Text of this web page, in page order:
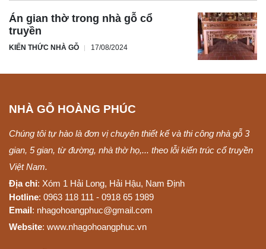
Án gian thờ trong nhà gỗ cổ
truyền
KIẾN THỨC NHÀ GỖ 17/08/2024
NHÀ GỖ HOÀNG PHÚC
Chúng tôi tự hào là đơn vị chuyên thiết kế và thi công nhà gỗ 3
gian, 5 gian, từ đường, nhà thờ họ,... theo lỗi kiến trúc cổ truyền
Việt Nam.
Địa chỉ: Xóm 1 Hải Long, Hải Hậu, Nam Định
Hotline: 0963 118 111 - 0918 65 1989
Email: nhagohoangphuc@gmail.com
Website: www.nhagohoangphuc.vn